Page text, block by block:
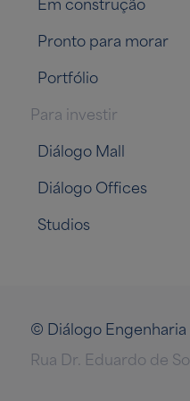
Pronto para morar
Portfólio
Para investir
Diálogo Mall
Diálogo Offices
Studios
© Diálogo
Rua Dr. Eduardo de